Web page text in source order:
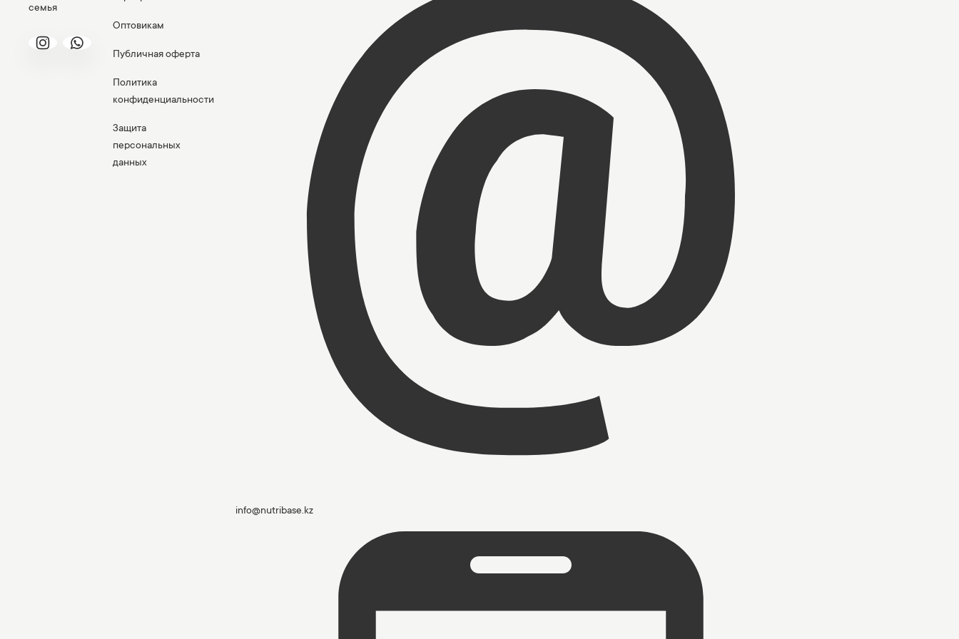
семья
Оптовикам
Публичная оферта
Политика
конфиденциальности
Защита
персональных
данных
info@nutribase.kz